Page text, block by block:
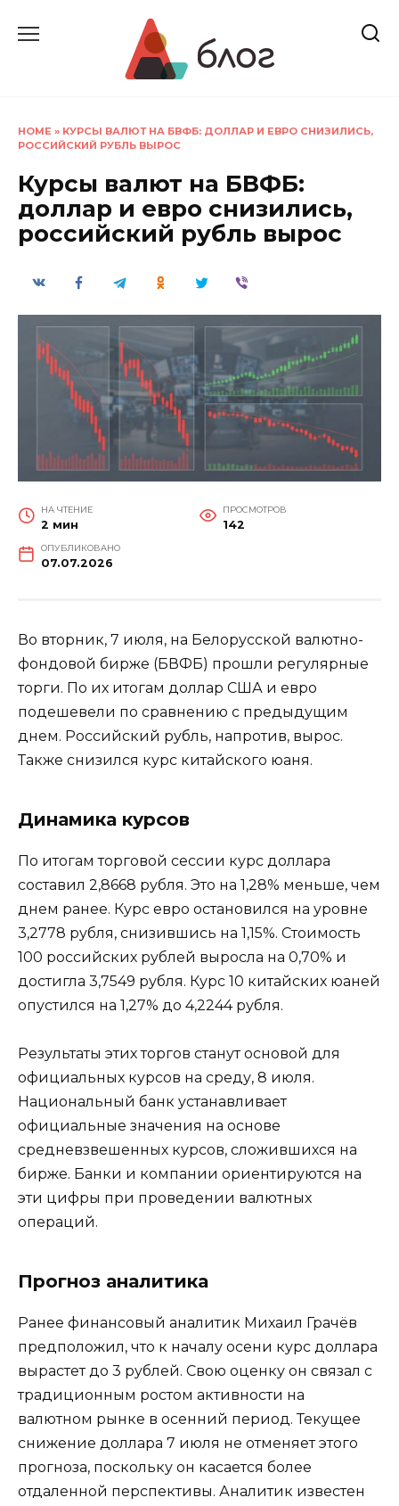
HOME » КУРСЫ ВАЛЮТ НА БВФБ: ДОЛЛАР И ЕВРО СНИЗИЛИСЬ,
РОССИЙСКИЙ РУБЛЬ ВЫРОС
Курсы валют на БВФБ:
доллар и евро снизились,
российский рубль вырос
НА ЧТЕНИЕ
2 мин
ПРОСМОТРОВ
142
ОПУБЛИКОВАНО
07.07.2026
Во вторник, 7 июля, на Белорусской валютно-
фондовой бирже (БВФБ) прошли регулярные
торги. По их итогам доллар США и евро
подешевели по сравнению с предыдущим
днем. Российский рубль, напротив, вырос.
Также снизился курс китайского юаня.
Динамика курсов
По итогам торговой сессии курс доллара
составил 2,8668 рубля. Это на 1,28% меньше, чем
днем ранее. Курс евро остановился на уровне
3,2778 рубля, снизившись на 1,15%. Стоимость
100 российских рублей выросла на 0,70% и
достигла 3,7549 рубля. Курс 10 китайских юаней
опустился на 1,27% до 4,2244 рубля.
Результаты этих торгов станут основой для
официальных курсов на среду, 8 июля.
Национальный банк устанавливает
официальные значения на основе
средневзвешенных курсов, сложившихся на
бирже. Банки и компании ориентируются на
эти цифры при проведении валютных
операций.
Прогноз аналитика
Ранее финансовый аналитик Михаил Грачёв
предположил, что к началу осени курс доллара
вырастет до 3 рублей. Свою оценку он связал с
традиционным ростом активности на
валютном рынке в осенний период. Текущее
снижение доллара 7 июля не отменяет этого
прогноза, поскольку он касается более
отдаленной перспективы. Аналитик известен